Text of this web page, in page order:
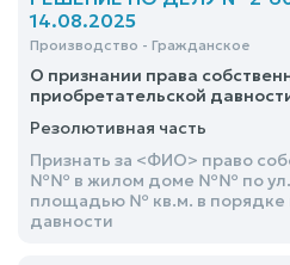
14.08.2025
Производство - Гражданское
О признании права
приобретательской
Резолютивная часть
Признать за <ФИО> право
№№ в жилом доме №№ по ул.
площадью № кв.м. в порядке
давности